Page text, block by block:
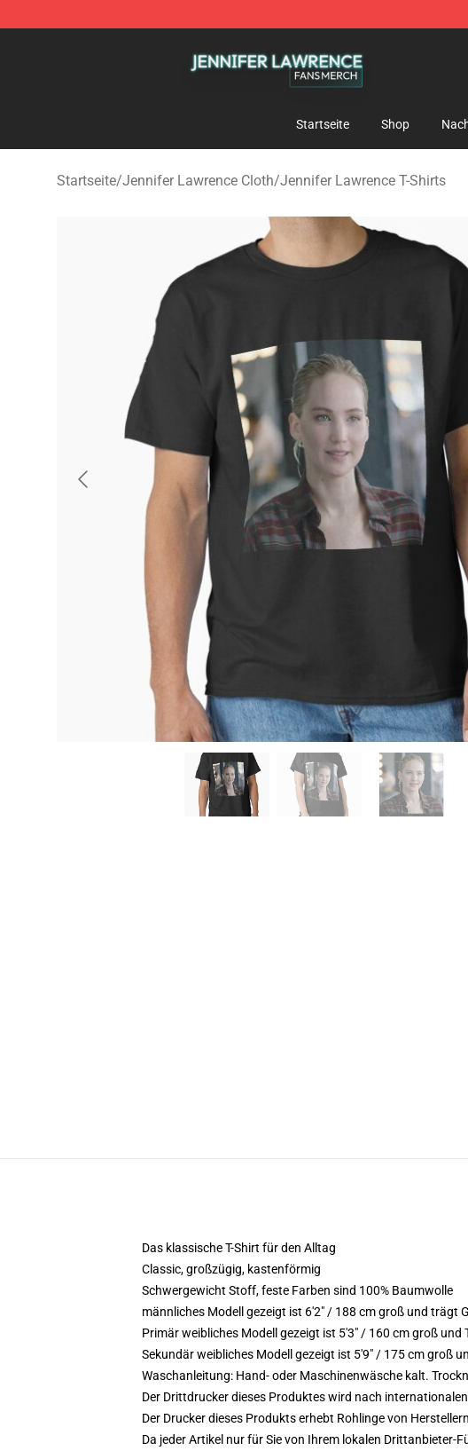
Startseite Shop
Startseite/Jennifer Lawrence Cloth/Jennifer Lawrence T-Shirts
Das klassische T-Shirt für den Alltag
Classic, großzügig, kastenförmig
Schwergewicht Stoff, feste Farben sind 100% Baumwolle
männliches Modell gezeigt ist 6'2" / 188 cm groß und trägt
Primär weibliches Modell gezeigt ist 5'3" / 160 cm groß und
Sekundär weibliches Modell gezeigt ist 5'9" / 175 cm groß
Waschanleitung: Hand- oder Maschinenwäsche kalt.
Der Drittdrucker dieses Produktes wird nach
Der Drucker dieses Produkts erhebt Rohlinge von
Da jeder Artikel nur für Sie von Ihrem lokalen